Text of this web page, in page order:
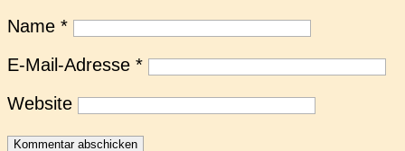
Name *
E-Mail-Adresse *
Website